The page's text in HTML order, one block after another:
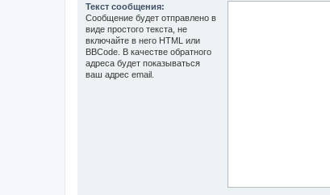
Текст сообщения:
Сообщение будет отправлено в
виде простого текста, не
включайте в него HTML или
BBCode. В качестве обратного
адреса будет показываться
ваш адрес email.